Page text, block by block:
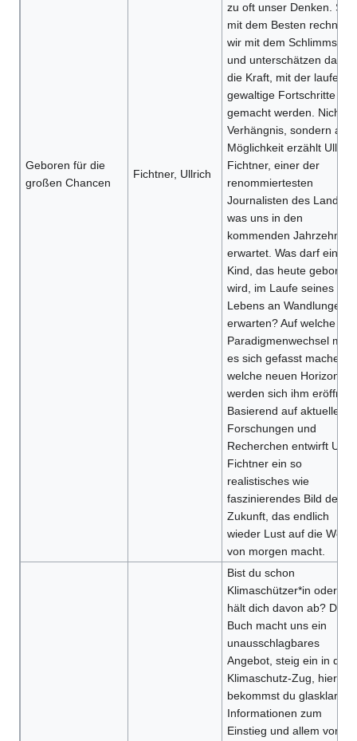
Geboren für die
großen Chancen
Fichtner, Ullrich
zu oft unser Denken.
mit dem Besten rechnen
wir mit dem Schlimmsten
und unterschätzen dabei
die Kraft, mit der laufend
gewaltige Fortschritte
gemacht werden. Nicht
Verhängnis, sondern als
Möglichkeit erzählt Ullrich
Fichtner, einer der
renommiertesten
Journalisten des Landes,
was uns in den
kommenden Jahrzehnten
erwartet. Was darf ein
Kind, das heute geboren
wird, im Laufe seines
Lebens an Wandlungen
erwarten? Auf welche
Paradigmenwechsel
es sich gefasst machen,
welche neuen Horizonte
werden sich ihm
Basierend auf aktuellen
Forschungen und
Recherchen entwirft
Fichtner ein so
realistisches wie
faszinierendes Bild der
Zukunft, das endlich
wieder Lust auf die Welt
von morgen macht.
Bist du schon
Klimaschützer*in oder
hält dich davon ab?
Buch macht uns ein
unausschlagbares
Angebot, steig ein in den
Klimaschutz-Zug, hier
bekommst du glasklare
Informationen zum
Einstieg und allem voran